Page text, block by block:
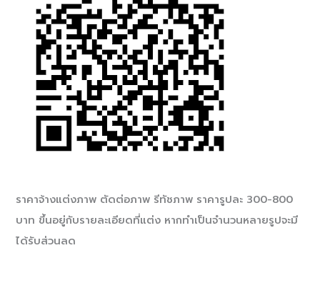
ราคาจ้างแต่งภาพ ตัดต่อภาพ รีทัชภาพ ราคารูปละ 300-800
บาท ขึ้นอยู่กับรายละเอียดที่แต่ง หากทำเป็นจำนวนหลายรูปจะมี
ได้รับส่วนลด